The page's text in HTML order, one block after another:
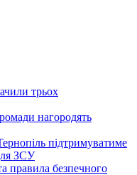
трьох
нагородять
підтримуватиме
ЗСУ
правила безпечного